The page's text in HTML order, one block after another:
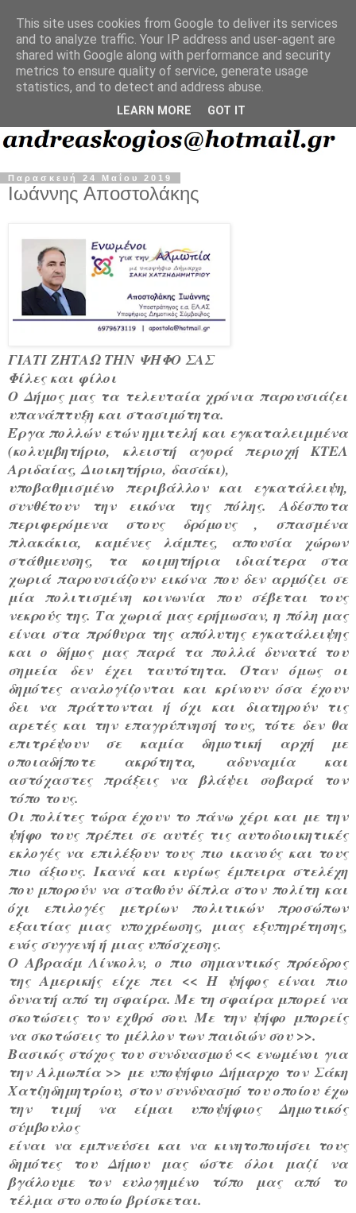
Παρασκευή 24 Μαΐου 2019
Ιωάννης Αποστολάκης
ΓΙΑΤΙ ΖΗΤΑΩ ΤΗΝ ΨΗΦΟ ΣΑΣ
Φίλες και φίλοι
Ο Δήμος μας τα τελευταία χρόνια παρουσιάζει
υπανάπτυξη και στασιμότητα.
Έργα πολλών ετών ημιτελή και εγκαταλειμμένα
(κολυμβητήριο, κλειστή αγορά περιοχή ΚΤΕΛ
Αριδαίας, Διοικητήριο, δασάκι),
υποβαθμισμένο περιβάλλον και εγκατάλειψη,
συνθέτουν την εικόνα της πόλης. Αδέσποτα
περιφερόμενα στους δρόμους , σπασμένα
πλακάκια, καμένες λάμπες, απουσία χώρων
στάθμευσης, τα κοιμητήρια ιδιαίτερα στα
χωριά παρουσιάζουν εικόνα που δεν αρμόζει σε
μία πολιτισμένη κοινωνία που σέβεται τους
νεκρούς της. Τα χωριά μας ερήμωσαν, η πόλη μας
είναι στα πρόθυρα της απόλυτης εγκατάλειψης
και ο δήμος μας παρά τα πολλά δυνατά του
σημεία δεν έχει ταυτότητα. Όταν όμως οι
δημότες αναλογίζονται και κρίνουν όσα έχουν
δει να πράττονται ή όχι και διατηρούν τις
αρετές και την επαγρύπνησή τους, τότε δεν θα
επιτρέψουν σε καμία δημοτική αρχή με
οποιαδήποτε ακρότητα, αδυναμία και
αστόχαστες πράξεις να βλάψει σοβαρά τον
τόπο τους.
Οι πολίτες τώρα έχουν το πάνω χέρι και με την
ψήφο τους πρέπει σε αυτές τις αυτοδιοικητικές
εκλογές να επιλέξουν τους πιο ικανούς και τους
πιο άξιους. Ικανά και κυρίως έμπειρα στελέχη
που μπορούν να σταθούν δίπλα στον πολίτη και
όχι επιλογές μετρίων πολιτικών προσώπων
εξαιτίας μιας υποχρέωσης, μιας εξυπηρέτησης,
ενός συγγενή ή μιας υπόσχεσης.
Ο Αβραάμ Λίνκολν, ο πιο σημαντικός πρόεδρος
της Αμερικής είχε πει << Η ψήφος είναι πιο
δυνατή από τη σφαίρα. Με τη σφαίρα μπορεί να
σκοτώσεις τον εχθρό σου. Με την ψήφο μπορείς
να σκοτώσεις το μέλλον των παιδιών σου >>.
Βασικός στόχος του συνδυασμού << ενωμένοι για
την Αλμωπία >> με υποψήφιο Δήμαρχο τον Σάκη
Χατζηδημητρίου, στον συνδυασμό του οποίου έχω
την τιμή να είμαι υποψήφιος Δημοτικός
σύμβουλος
είναι να εμπνεύσει και να κινητοποιήσει τους
δημότες του Δήμου μας ώστε όλοι μαζί να
βγάλουμε τον ευλογημένο τόπο μας από το
τέλμα στο οποίο βρίσκεται.
This site uses cookies from Google to deliver its services
and to analyze traffic. Your IP address and user-agent are
shared with Google along with performance and security
metrics to ensure quality of service, generate usage
statistics, and to detect and address abuse.
LEARN MORE GOT IT